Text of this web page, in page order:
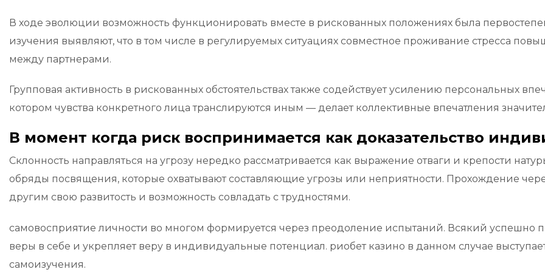
В ходе эволюции возможность функционировать вместе в рискованных положениях была
изучения выявляют, что в том числе в регулируемых ситуациях совместное проживание стресса
между партнерами.
Групповая активность в рискованных обстоятельствах также содействует усилению персональных
котором чувства конкретного лица транслируются иным — делает коллективные впечатления
В момент когда риск воспринимается как доказательство
Склонность направляться на угрозу нередко рассматривается как выражение отваги и крепости
обряды посвящения, которые охватывают составляющие угрозы или неприятности. Прохождение
другим свою развитость и возможность совладать с трудностями.
самовосприятие личности во многом формируется через преодоление испытаний. Всякий успешно
веры в себе и укрепляет веру в индивидуальные потенциал. риобет казино в данном случае
самоизучения.